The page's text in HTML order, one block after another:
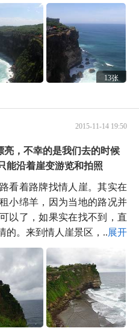
13张
2015-11-14 19:50
亮，不幸的是我们去的时候
能沿着崖变游览和拍照
看着路牌找情人崖。其实在
小绵羊，因为当地的路况并
以了，如果实在找不到，直
的。来到情人崖景区，...展开